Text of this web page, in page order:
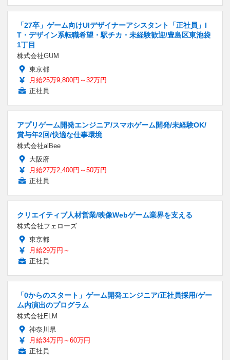
「27卒」ゲーム向けUIデザイナーアシスタント「正社員」I
T・デザイン系転職希望・駅チカ・未経験歓迎/豊島区東池袋
1丁目
株式会社GUM
東京都
月給25万9,800円～32万円
正社員
アプリゲーム開発エンジニア/スマホゲーム開発/未経験OK/
賞与年2回/快適な仕事環境
株式会社alBee
大阪府
月給27万2,400円～50万円
正社員
クリエイティブ人材営業/映像Webゲーム業界を支える
株式会社フェローズ
東京都
月給29万円～
正社員
「0からのスタート」ゲーム開発エンジニア/正社員採用/ゲー
ム内演出のプログラム
株式会社ELM
神奈川県
月給34万円～60万円
正社員